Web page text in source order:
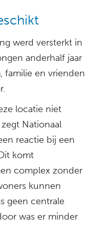
werd versterkt in
anderhalf jaar
familie en vrienden
locatie niet
Nationaal
reactie bij een
komt
complex zonder
kunnen
geen centrale
was er minder